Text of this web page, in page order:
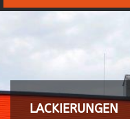
LACKIERUNGEN